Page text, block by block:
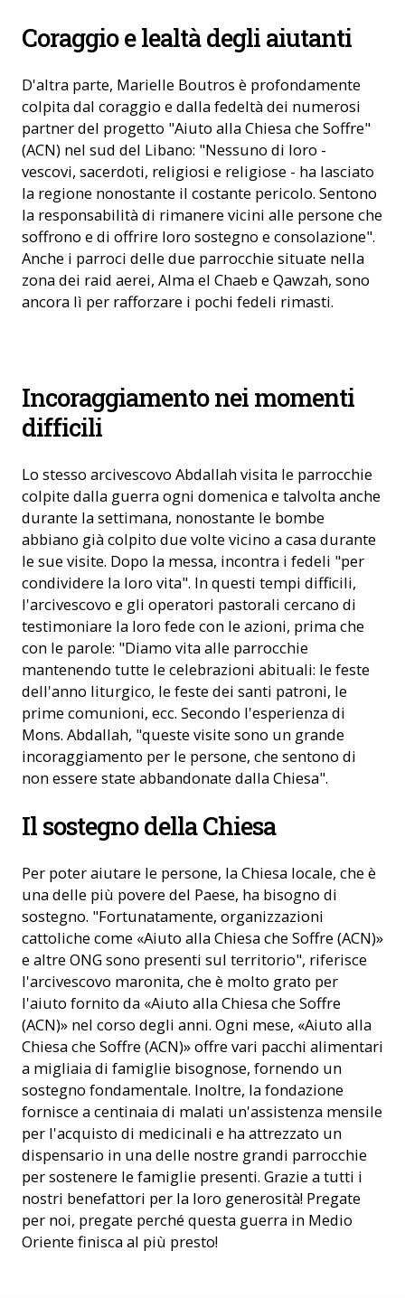
Coraggio e lealtà degli aiutanti
D'altra parte, Marielle Boutros è profondamente
colpita dal coraggio e dalla fedeltà dei numerosi
partner del progetto "Aiuto alla Chiesa che Soffre"
(ACN) nel sud del Libano: "Nessuno di loro -
vescovi, sacerdoti, religiosi e religiose - ha lasciato
la regione nonostante il costante pericolo. Sentono
la responsabilità di rimanere vicini alle persone che
soffrono e di offrire loro sostegno e consolazione".
Anche i parroci delle due parrocchie situate nella
zona dei raid aerei, Alma el Chaeb e Qawzah, sono
ancora lì per rafforzare i pochi fedeli rimasti.
Incoraggiamento nei momenti
difficili
Lo stesso arcivescovo Abdallah visita le parrocchie
colpite dalla guerra ogni domenica e talvolta anche
durante la settimana, nonostante le bombe
abbiano già colpito due volte vicino a casa durante
le sue visite. Dopo la messa, incontra i fedeli "per
condividere la loro vita". In questi tempi difficili,
l'arcivescovo e gli operatori pastorali cercano di
testimoniare la loro fede con le azioni, prima che
con le parole: "Diamo vita alle parrocchie
mantenendo tutte le celebrazioni abituali: le feste
dell'anno liturgico, le feste dei santi patroni, le
prime comunioni, ecc. Secondo l'esperienza di
Mons. Abdallah, "queste visite sono un grande
incoraggiamento per le persone, che sentono di
non essere state abbandonate dalla Chiesa".
Il sostegno della Chiesa
Per poter aiutare le persone, la Chiesa locale, che è
una delle più povere del Paese, ha bisogno di
sostegno. "Fortunatamente, organizzazioni
cattoliche come «Aiuto alla Chiesa che Soffre (ACN)»
e altre ONG sono presenti sul territorio", riferisce
l'arcivescovo maronita, che è molto grato per
l'aiuto fornito da «Aiuto alla Chiesa che Soffre
(ACN)» nel corso degli anni. Ogni mese, «Aiuto alla
Chiesa che Soffre (ACN)» offre vari pacchi alimentari
a migliaia di famiglie bisognose, fornendo un
sostegno fondamentale. Inoltre, la fondazione
fornisce a centinaia di malati un'assistenza mensile
per l'acquisto di medicinali e ha attrezzato un
dispensario in una delle nostre grandi parrocchie
per sostenere le famiglie presenti. Grazie a tutti i
nostri benefattori per la loro generosità! Pregate
per noi, pregate perché questa guerra in Medio
Oriente finisca al più presto!